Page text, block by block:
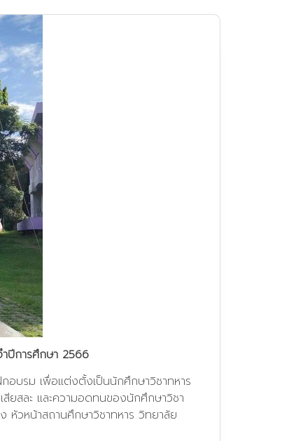
ปีการศึกษา 2566
อบรม เพื่อแต่งตั้งเป็นนักศึกษาวิชาทหาร
สละ และความอดทนของนักศึกษาวิชา
หัวหน้าสถานศึกษาวิชาทหาร วิทยาลัย